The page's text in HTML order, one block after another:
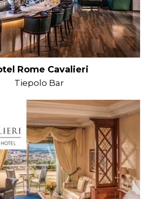
Rome Cavalieri
Tiepolo Bar